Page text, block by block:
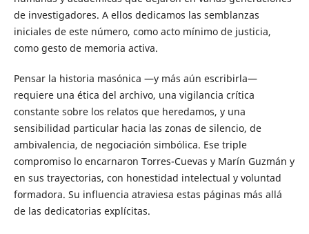
de investigadores. A ellos dedicamos las semblanzas
iniciales de este número, como acto mínimo de justicia,
como gesto de memoria activa.
Pensar la historia masónica —y más aún escribirla—
requiere una ética del archivo, una vigilancia crítica
constante sobre los relatos que heredamos, y una
sensibilidad particular hacia las zonas de silencio, de
ambivalencia, de negociación simbólica. Ese triple
compromiso lo encarnaron Torres-Cuevas y Marín Guzmán y
en sus trayectorias, con honestidad intelectual y voluntad
formadora. Su influencia atraviesa estas páginas más allá
de las dedicatorias explícitas.